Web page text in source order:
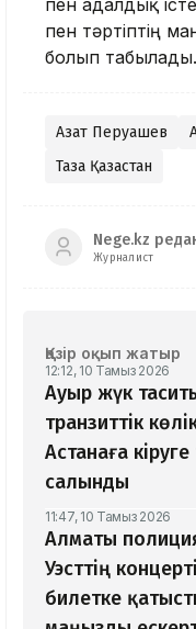
пен адалдық
пен тәртіптің
болып табылады.
Азат Перуашев
Таза Қазақстан
Nege.kz
Журналист
Қазір оқып жатыр
12:12, 10 Тамыз 2026
Ауыр жүк
транзиттік
Астанаға
салынды
11:47, 10 Тамыз 2026
Алматы
Уэсттің
билетке